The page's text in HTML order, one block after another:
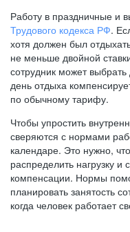
Работу в праздничные и
Трудового кодекса РФ.
хотя должен был
не меньше двойной
сотрудник может
день отдыха
по обычному тарифу.
Чтобы упростить
сверяются с нормами
календаре. Это нужно,
распределить нагрузку
компенсации. Нормы
планировать занятость
когда человек работает